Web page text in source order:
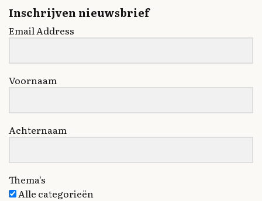
Inschrijven nieuwsbrief
Email Address
Voornaam
Achternaam
Thema's
Alle categorieën